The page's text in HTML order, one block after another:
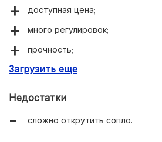
доступная цена;
много регулировок;
прочность;
удобство в работе.
Загрузить еще
Недостатки
сложно открутить сопло.